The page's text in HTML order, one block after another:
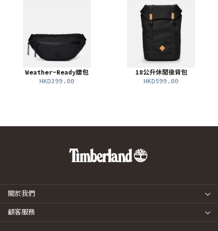
Weather-Ready腰包
HKD399.00
18公升休閒後背包
HKD599.00
關於我們
顧客服務